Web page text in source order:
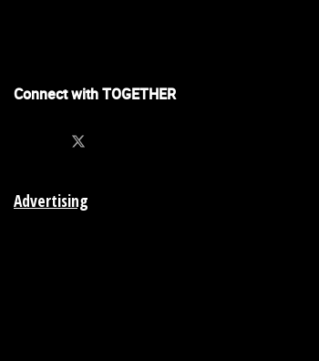
Connect with TOGETHER
Advertising